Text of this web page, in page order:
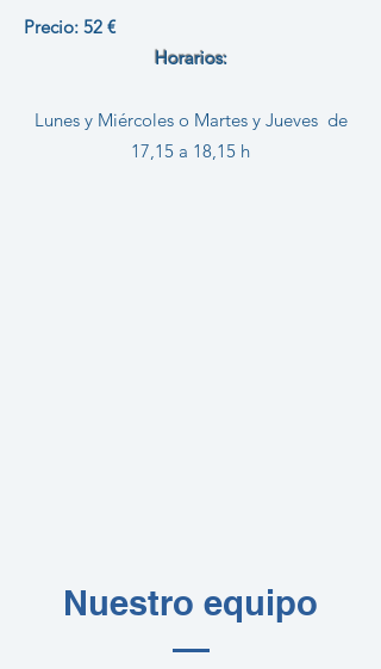
Precio: 52 €
Horarios:
Lunes y Miércoles o Martes y Jueves de
17,15 a 18,15 h
Nuestro equipo